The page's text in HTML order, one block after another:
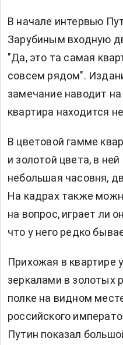
В начале интервью
Зарубиным входную
"Да, это та самая
совсем рядом".
замечание наводит
квартира находится
В цветовой гамме
и золотой цвета, в
небольшая часовня,
На кадрах также
на вопрос, играет ли
что у него редко
Прихожая в квартире
зеркалами в золотых
полке на видном
российского
Путин показал